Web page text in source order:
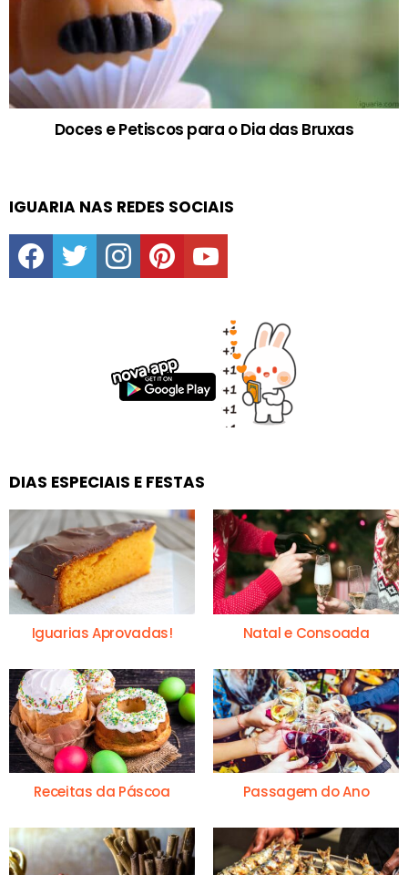
Doces e Petiscos para o Dia das Bruxas
IGUARIA NAS REDES SOCIAIS
facebooktwitter instagrampinterestyoutube
DIAS ESPECIAIS E FESTAS
Iguarias Aprovadas! Natal e Consoada
Receitas da Páscoa Passagem do Ano